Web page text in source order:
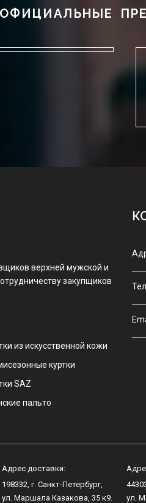
ОФИЦИАЛЬНЫЕ
верхней мужской и
закупщиков
из искусственной кожи
куртки
SAZ
пальто
Адрес доставки:
198332, г. Санкт-Петербург,
ул. Маршала Казакова, 35 к9.
ул.